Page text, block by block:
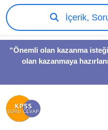
“Önemli olan kazanma
olan kazanmaya
İçerik,